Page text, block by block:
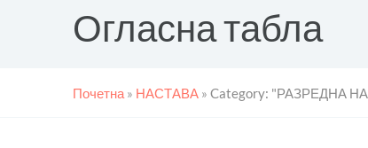
Огласна табла
Почетна » НАСТАВА » Category: "РАЗРЕДНА